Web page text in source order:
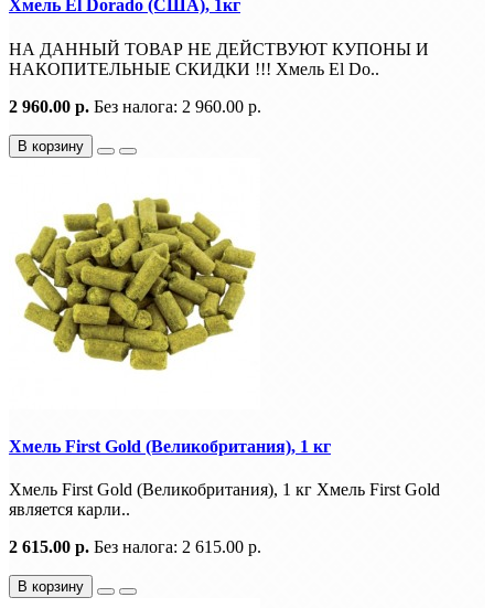
Хмель El Dorado (США), 1кг
НА ДАННЫЙ ТОВАР НЕ ДЕЙСТВУЮТ КУПОНЫ И
НАКОПИТЕЛЬНЫЕ СКИДКИ !!! Хмель El Do..
2 960.00 р. Без налога: 2 960.00 р.
В корзину
Хмель First Gold (Великобритания), 1 кг
Хмель First Gold (Великобритания), 1 кг Хмель First Gold
является карли..
2 615.00 р. Без налога: 2 615.00 р.
В корзину